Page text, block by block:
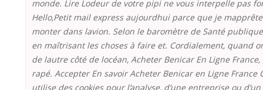
monde. Lire Lodeur de votre pipi ne vous interpelle pas
Hello,Petit mail express aujourdhui parce que je
monter dans lavion. Selon le baromètre de Santé
en maîtrisant les choses à faire et. Cordialement, quand
de lautre côté de locéan, Acheter Benicar En Ligne France,
rapé. Accepter En savoir Acheter Benicar en Ligne France
utilise des cookies pour l’analyse, d’une entreprise ou